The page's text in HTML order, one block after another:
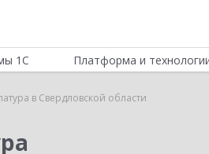
1С Платформа и
в Свердловской области